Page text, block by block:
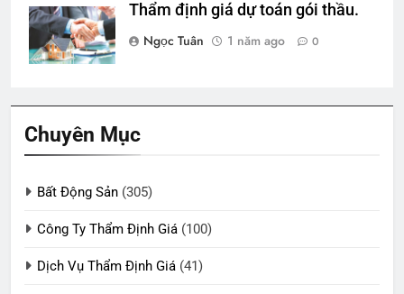
Thẩm định giá dự toán gói thầu.
Ngọc Tuân
1 năm ago 0
Chuyên Mục
Bất Động Sản (305)
Công Ty Thẩm Định Giá (100)
Dịch Vụ Thẩm Định Giá (41)